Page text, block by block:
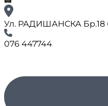
Ул. РАДИШАНСКА
076 447744